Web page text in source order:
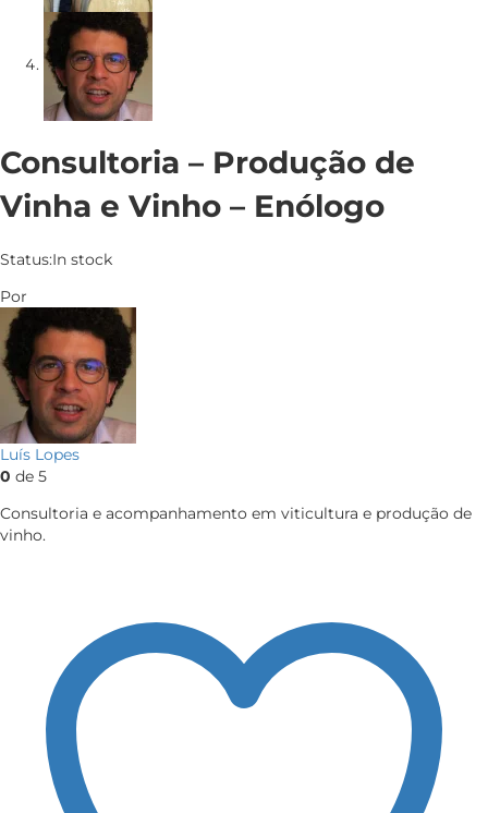
Consultoria – Produção de
Vinha e Vinho – Enólogo
Status:In stock
Por
Luís Lopes
0 de 5
Consultoria e acompanhamento em viticultura e produção de
vinho.